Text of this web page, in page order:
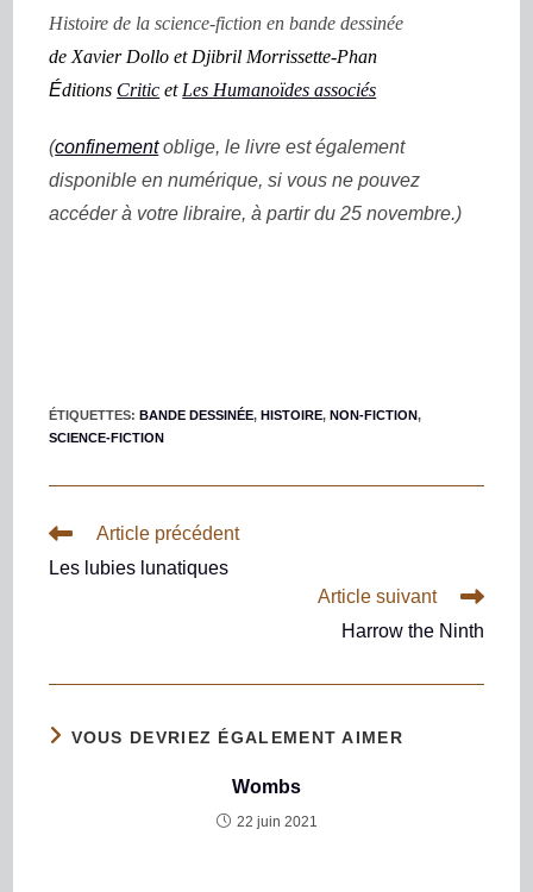
Histoire de la science-fiction en bande dessinée
de Xavier Dollo et Djibril Morrissette-Phan
Éditions Critic et Les Humanoïdes associés
(confinementoblige, le livre est également
disponible en numérique, si vous ne pouvez
accéder à votre libraire, à partir du 25 novembre.)
ÉTIQUETTES:BANDE DESSINÉE, HISTOIRE, NON-FICTION,
SCIENCE-FICTION
Article précédent
Les lubies lunatiques
Article suivant
Harrow the Ninth
VOUS DEVRIEZ ÉGALEMENT AIMER
Wombs
22 juin 2021